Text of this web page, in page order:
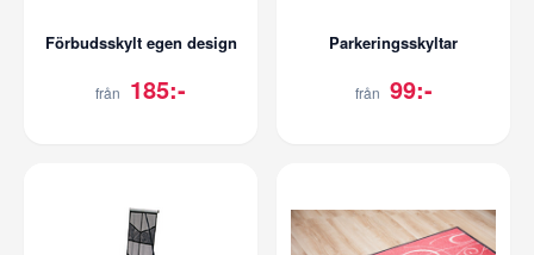
Förbudsskylt egen design
från 185:-
Parkeringsskyltar
från 99:-